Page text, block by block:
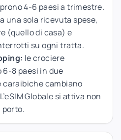
4-6 paesi a trimestre.
una sola ricevuta spese,
(quello di casa) e
su ogni tratta.
le crociere
8 paesi in due
caraibiche cambiano
Globale si attiva non